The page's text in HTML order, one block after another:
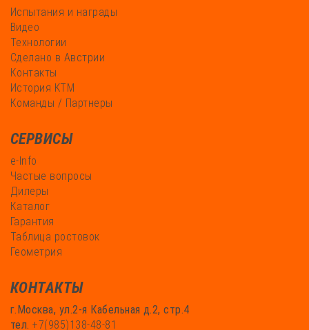
Испытания и награды
Видео
Технологии
Сделано в Австрии
Контакты
История KTM
Команды / Партнеры
СЕРВИСЫ
e-Info
Частые вопросы
Дилеры
Каталог
Гарантия
Таблица ростовок
Геометрия
КОНТАКТЫ
г.Москва, ул.2-я Кабельная д.2, стр.4
тел.+7(985)138-48-81